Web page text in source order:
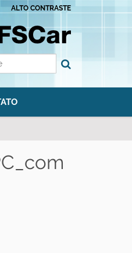
Busca
ALTO CONTRASTE